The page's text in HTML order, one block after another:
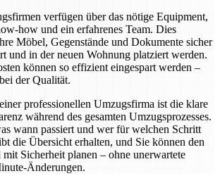
verfügen über das nötige Equipment,
how und ein erfahrenes Team. Dies
Möbel, Gegenstände und Dokumente sicher
und in der neuen Wohnung platziert werden.
können so effizient eingespart werden –
der Qualität.
professionellen Umzugsfirma ist die klare
während des gesamten Umzugsprozesses.
wann passiert und wer für welchen Schritt
die Übersicht erhalten, und Sie können den
Sicherheit planen – ohne unerwartete
Änderungen.